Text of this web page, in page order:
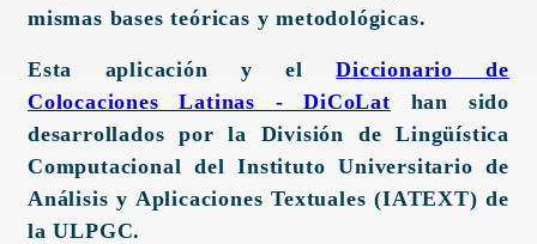
mismas bases teóricas y metodológicas.
Esta aplicación y elDiccionario de
Colocaciones Latinas - DiCoLat han sido
desarrollados por la División de Lingüística
Computacional del Instituto Universitario de
Análisis y Aplicaciones Textuales (IATEXT) de
la ULPGC.